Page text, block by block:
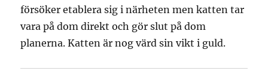
försöker etablera sig i närheten men katten tar
vara på dom direkt och gör slut på dom
planerna. Katten är nog värd sin vikt i guld.